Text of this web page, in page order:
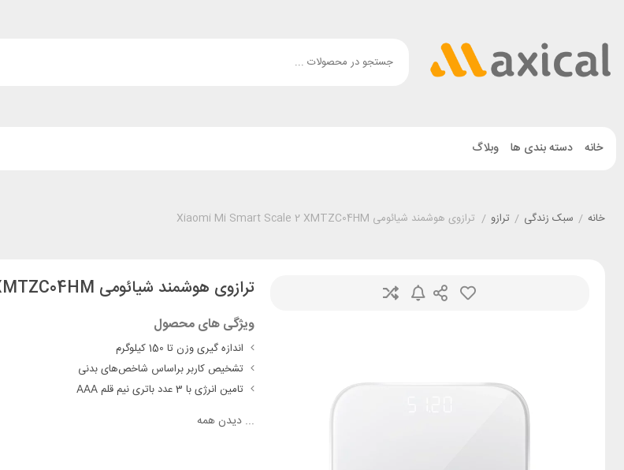
خانه دسته بندی ها وبلاگ
خانه / سبک زندگی / ترازو / ترازوی هوشمند شیائومی Xiaomi Mi Smart Scale 2 XMTZC04HM
ترازوی هوشمند شیائومی Xiaomi Mi Smart Scale 2 XMTZC04HM
ویژگی های محصول
اندازه گیری وزن تا 150 کیلوگرم
تشخیص کاربر براساس شاخص‌های بدنی
تامین انرژی با 3 عدد باتری نیم قلم AAA
...دیدن همه